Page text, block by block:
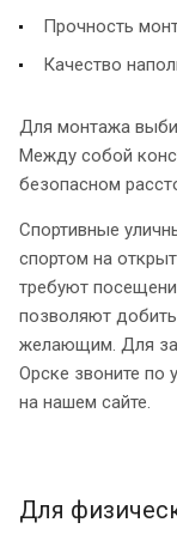
Прочность
Качество
Для монтажа
Между собой
безопасном
Спортивные
спортом на
требуют
позволяют
желающим. Для
Орске звоните по
на нашем сайте.
Для